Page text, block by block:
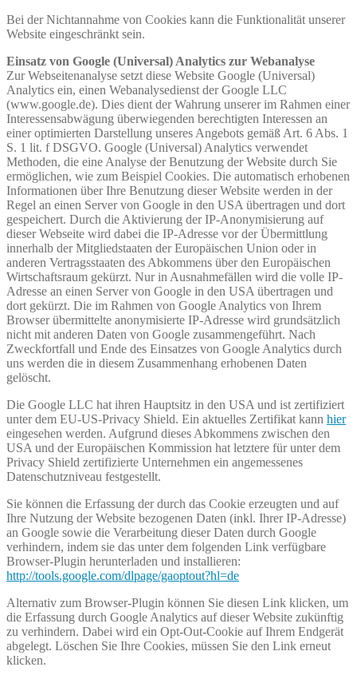
Bei der Nichtannahme von Cookies kann die Funktionalität unserer
Website eingeschränkt sein.
Einsatz von Google (Universal) Analytics zur Webanalyse
Zur Webseitenanalyse setzt diese Website Google (Universal)
Analytics ein, einen Webanalysedienst der Google LLC
(www.google.de). Dies dient der Wahrung unserer im Rahmen einer
Interessensabwägung überwiegenden berechtigten Interessen an
einer optimierten Darstellung unseres Angebots gemäß Art. 6 Abs. 1
S. 1 lit. f DSGVO. Google (Universal) Analytics verwendet
Methoden, die eine Analyse der Benutzung der Website durch Sie
ermöglichen, wie zum Beispiel Cookies. Die automatisch erhobenen
Informationen über Ihre Benutzung dieser Website werden in der
Regel an einen Server von Google in den USA übertragen und dort
gespeichert. Durch die Aktivierung der IP-Anonymisierung auf
dieser Webseite wird dabei die IP-Adresse vor der Übermittlung
innerhalb der Mitgliedstaaten der Europäischen Union oder in
anderen Vertragsstaaten des Abkommens über den Europäischen
Wirtschaftsraum gekürzt. Nur in Ausnahmefällen wird die volle IP-
Adresse an einen Server von Google in den USA übertragen und
dort gekürzt. Die im Rahmen von Google Analytics von Ihrem
Browser übermittelte anonymisierte IP-Adresse wird grundsätzlich
nicht mit anderen Daten von Google zusammengeführt. Nach
Zweckfortfall und Ende des Einsatzes von Google Analytics durch
uns werden die in diesem Zusammenhang erhobenen Daten
gelöscht.
Die Google LLC hat ihren Hauptsitz in den USA und ist zertifiziert
unter dem EU-US-Privacy Shield. Ein aktuelles Zertifikat kann hier
eingesehen werden. Aufgrund dieses Abkommens zwischen den
USA und der Europäischen Kommission hat letztere für unter dem
Privacy Shield zertifizierte Unternehmen ein angemessenes
Datenschutzniveau festgestellt.
Sie können die Erfassung der durch das Cookie erzeugten und auf
Ihre Nutzung der Website bezogenen Daten (inkl. Ihrer IP-Adresse)
an Google sowie die Verarbeitung dieser Daten durch Google
verhindern, indem sie das unter dem folgenden Link verfügbare
Browser-Plugin herunterladen und installieren:
http://tools.google.com/dlpage/gaoptout?hl=de
Alternativ zum Browser-Plugin können Sie diesen Link klicken, um
die Erfassung durch Google Analytics auf dieser Website zukünftig
zu verhindern. Dabei wird ein Opt-Out-Cookie auf Ihrem Endgerät
abgelegt. Löschen Sie Ihre Cookies, müssen Sie den Link erneut
klicken.